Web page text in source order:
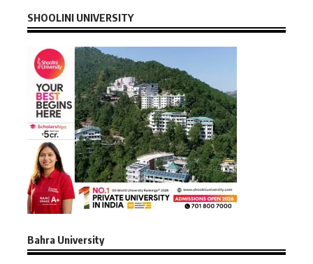
SHOOLINI UNIVERSITY
Bahra University